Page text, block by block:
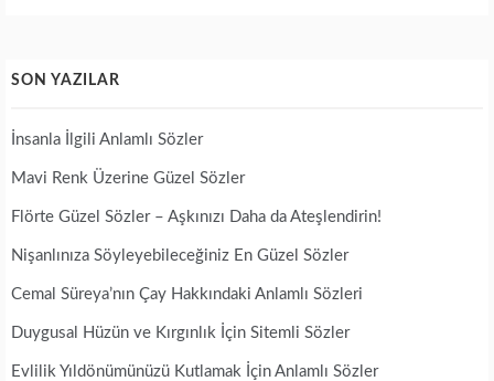
SON YAZILAR
İnsanla İlgili Anlamlı Sözler
Mavi Renk Üzerine Güzel Sözler
Flörte Güzel Sözler – Aşkınızı Daha da Ateşlendirin!
Nişanlınıza Söyleyebileceğiniz En Güzel Sözler
Cemal Süreya’nın Çay Hakkındaki Anlamlı Sözleri
Duygusal Hüzün ve Kırgınlık İçin Sitemli Sözler
Evlilik Yıldönümünüzü Kutlamak İçin Anlamlı Sözler